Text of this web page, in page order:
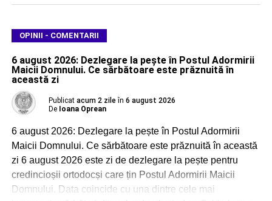
OPINII - COMENTARII
6 august 2026: Dezlegare la pește în Postul Adormirii
Maicii Domnului. Ce sărbătoare este prăznuită în
această zi
Publicat acum 2 zile în 6 august 2026
De Ioana Oprean
6 august 2026: Dezlegare la pește în Postul Adormirii
Maicii Domnului. Ce sărbătoare este prăznuită în această
zi 6 august 2026 este zi de dezlegare la pește pentru
credincioșii ortodocși care țin Postul Adormirii Maicii
Domnului. Data coincide cu una dintre cele mai